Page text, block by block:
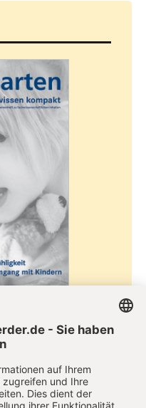
mit